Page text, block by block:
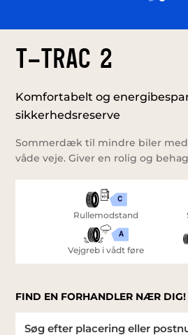
T-TRAC 2
Komfortabelt og
sikkerhedsreserve
Sommerdæk til mindre biler
våde veje. Giver en rolig og
C
Rullemodstand
A
Vejgreb i vådt føre
FIND EN FORHANDLER NÆR DIG!